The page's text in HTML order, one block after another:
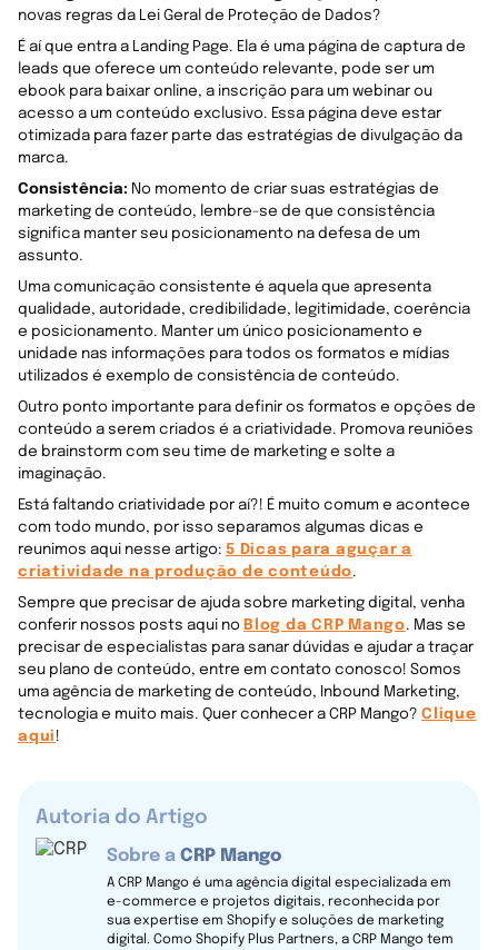
novas regras da Lei Geral de Proteção de Dados?
É aí que entra a Landing Page. Ela é uma página de captura de
leads que oferece um conteúdo relevante, pode ser um
ebook para baixar online, a inscrição para um webinar ou
acesso a um conteúdo exclusivo. Essa página deve estar
otimizada para fazer parte das estratégias de divulgação da
marca.
Consistência: No momento de criar suas estratégias de
marketing de conteúdo, lembre-se de que consistência
significa manter seu posicionamento na defesa de um
assunto.
Uma comunicação consistente é aquela que apresenta
qualidade, autoridade, credibilidade, legitimidade, coerência
e posicionamento. Manter um único posicionamento e
unidade nas informações para todos os formatos e mídias
utilizados é exemplo de consistência de conteúdo.
Outro ponto importante para definir os formatos e opções de
conteúdo a serem criados é a criatividade. Promova reuniões
de brainstorm com seu time de marketing e solte a
imaginação.
Está faltando criatividade por aí?! É muito comum e acontece
com todo mundo, por isso separamos algumas dicas e
reunimos aqui nesse artigo: 5 Dicas para aguçar a
criatividade na produção de conteúdo.
Sempre que precisar de ajuda sobre marketing digital, venha
conferir nossos posts aqui no Blog da CRP Mango. Mas se
precisar de especialistas para sanar dúvidas e ajudar a traçar
seu plano de conteúdo, entre em contato conosco! Somos
uma agência de marketing de conteúdo, Inbound Marketing,
tecnologia e muito mais. Quer conhecer a CRP Mango? Clique
aqui !
Autoria do Artigo
Sobre a CRP Mango
A CRP Mango é uma agência digital especializada em
e-commerce e projetos digitais, reconhecida por
sua expertise em Shopify e soluções de marketing
digital. Como Shopify Plus Partners, a CRP Mango tem